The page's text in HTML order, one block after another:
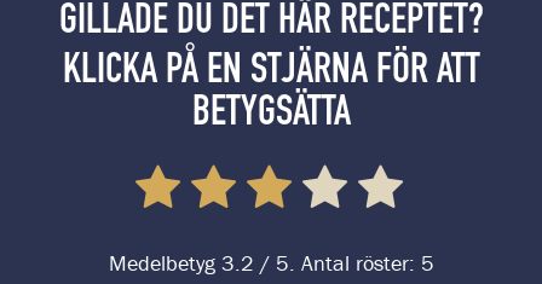
GILLADE DU DET HÄR RECEPTET?
KLICKA PÅ EN STJÄRNA FÖR ATT
BETYGSÄTTA
Medelbetyg 3.2 / 5. Antal röster: 5